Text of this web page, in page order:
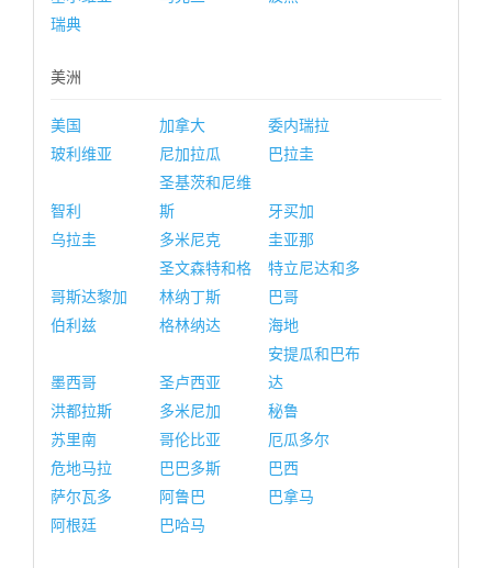
瑞典
美洲
美国 加拿大
委内瑞拉
玻利维亚
尼加拉瓜 巴拉圭
智利
圣基茨和尼维
斯
牙买加
乌拉圭
多米尼克 圭亚那
哥斯达黎加
圣文森特和格
林纳丁斯
特立尼达和多
巴哥
伯利兹
格林纳达 海地
墨西哥 圣卢西亚
安提瓜和巴布
达
洪都拉斯
多米尼加
秘鲁
苏里南
哥伦比亚
厄瓜多尔
危地马拉
巴巴多斯
巴西
萨尔瓦多
阿鲁巴
巴拿马
阿根廷
巴哈马